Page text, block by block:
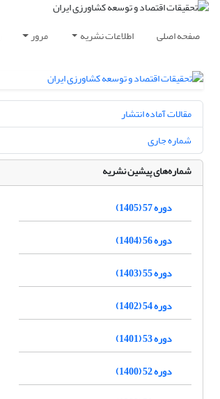
صفحه اصلی اطلاعات نشریه مرور
مقالات آماده انتشار
شماره جاری
شماره‌های پیشین نشریه
دوره 57 (1405)
دوره 56 (1404)
دوره 55 (1403)
دوره 54 (1402)
دوره 53 (1401)
دوره 52 (1400)